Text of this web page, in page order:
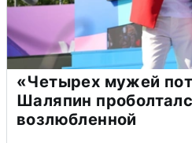
«Четырех мужей
Шаляпин
возлюбленной